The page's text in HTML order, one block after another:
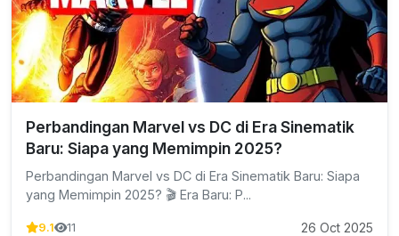
Perbandingan Marvel vs DC di Era Sinematik
Baru: Siapa yang Memimpin 2025?
Perbandingan Marvel vs DC di Era Sinematik Baru: Siapa
yang Memimpin 2025? 🎬 Era Baru: P...
9.1 11 26 Oct 2025